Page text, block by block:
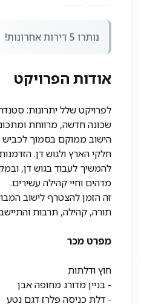
נותרו 5 דירות אחרונות!
אודות הפרויקט
לפרויקט שלל יתרונות:
שכונה חדשה, מרווחת
חלקי הארץ ולגוש דן.
להמשיך לעבוד בגוש דן,
מדהים וחיי קהילה עשירים.
זה הזמן להצטרף לישוב
תורה, קהילה, תרבות
מפרט מכר
חוץ ודלתות
- בניין מדורג מחופה אבן
- דלת כניסה פלרז דגם נטע